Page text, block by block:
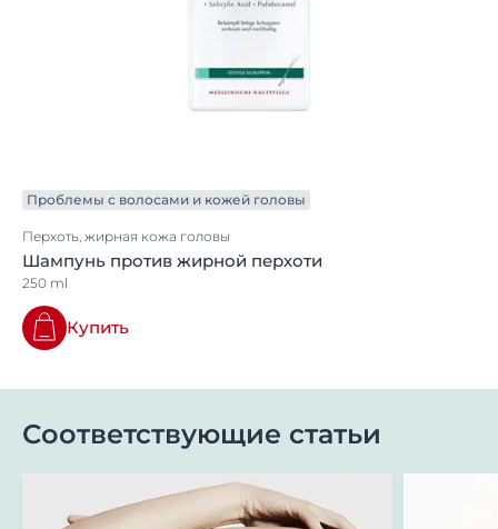
Проблемы с волосами и кожей головы
Перхоть, жирная кожа головы
Шампунь против жирной перхоти
250 ml
Купить
Соответствующие статьи